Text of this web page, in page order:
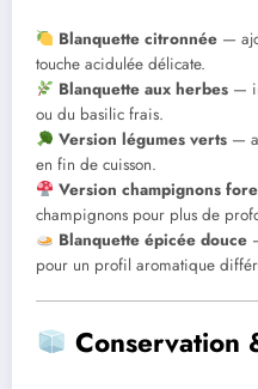
Blanquette citronnée —
touche acidulée délicate.
Blanquette aux herbes —
ou du basilic frais.
Version légumes verts —
en fin de cuisson.
Version champignons
champignons pour plus de
Blanquette épicée douce
pour un profil aromatique
Conservation